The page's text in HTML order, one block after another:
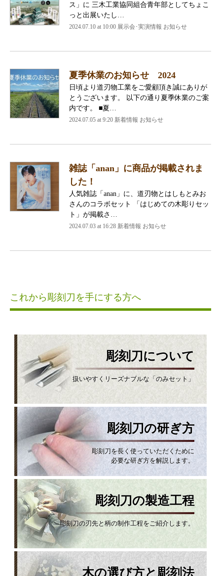
ス」に 三木工業協同組合青年部としてちょこ
っと出展いたし…
2024.07.10 at 10:00 展示会･実演情報 お知らせ
夏季休業のお知らせ 2024
日頃より道刃物工業をご愛顧頂き誠にありが
とうございます。 以下の通り夏季休業のご案
内です。 ■夏…
2024.07.05 at 9:20 新着情報 お知らせ
雑誌「anan」に商品が掲載されま
した！
人気雑誌「anan」に、道刃物とはしもとみお
さんのコラボセット 「はじめての木彫りセッ
ト」が掲載さ…
2024.07.03 at 16:28 新着情報 お知らせ
これから彫刻刀を手にする方へ
彫刻刀について
扱いやすくリーズナブルな「のみセット」
彫刻刀の研ぎ方
彫刻刀を長く使っていただくために
必要な研ぎ方を解説します。
彫刻刀の製造工程
彫刻刀の刃先と柄の制作工程をご紹介します。
木の選び方と彫刻法